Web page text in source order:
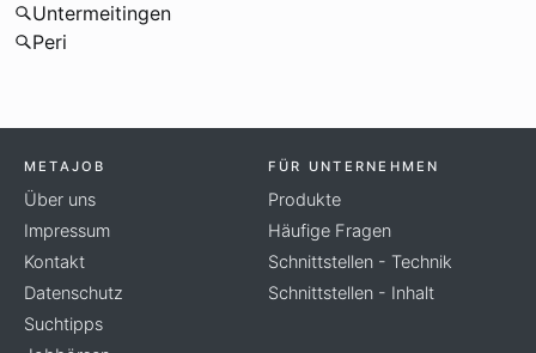
Untermeitingen
Peri
METAJOB
Über uns
Impressum
Kontakt
Datenschutz
Suchtipps
FÜR UNTERNEHMEN
Produkte
Häufige Fragen
Schnittstellen - Technik
Schnittstellen - Inhalt